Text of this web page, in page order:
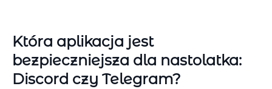
Która aplikacja jest
bezpieczniejsza dla nastolatka:
Discord czy Telegram?